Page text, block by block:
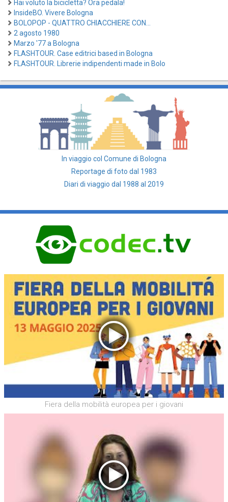
Hai voluto la bicicletta? Ora pedala!
InsideBO. Vivere Bologna
BOLOPOP - QUATTRO CHIACCHIERE CON...
2 agosto 1980
Marzo '77 a Bologna
FLASHTOUR. Case editrici based in Bologna
FLASHTOUR. Librerie indipendenti made in Bolo
In viaggio col Comune di Bologna
Reportage di foto dal 1983
Diari di viaggio dal 1988 al 2019
Fiera della mobilità europea per i giovani